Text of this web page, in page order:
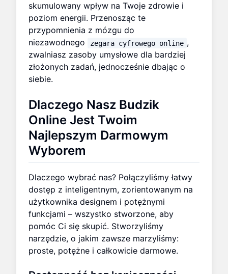
skumulowany wpływ na Twoje zdrowie i
poziom energii. Przenosząc te
przypomnienia z mózgu do
niezawodnego
zegara cyfrowego online ,
zwalniasz zasoby umysłowe dla bardziej
złożonych zadań, jednocześnie dbając o
siebie.
Dlaczego Nasz Budzik
Online Jest Twoim
Najlepszym Darmowym
Wyborem
Dlaczego wybrać nas? Połączyliśmy łatwy
dostęp z inteligentnym, zorientowanym na
użytkownika designem i potężnymi
funkcjami – wszystko stworzone, aby
pomóc Ci się skupić. Stworzyliśmy
narzędzie, o jakim zawsze marzyliśmy:
proste, potężne i całkowicie darmowe.